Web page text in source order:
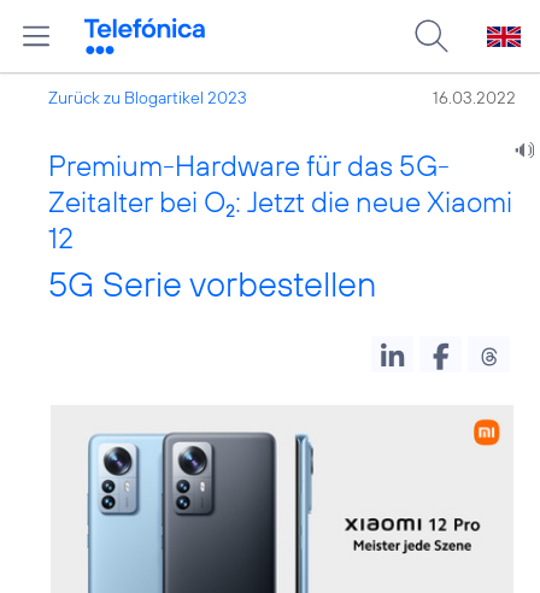
Zurück zu Blogartikel 2023 16.03.2022
Premium-Hardware für das 5G-
Zeitalter bei O2: Jetzt die neue Xiaomi
12
5G Serie vorbestellen